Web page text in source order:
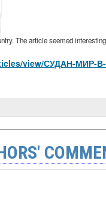
The article seemed
view/СУДАН-